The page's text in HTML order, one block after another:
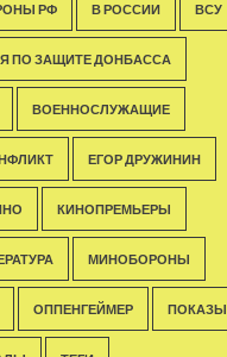
РФ В РОССИИ ВСУ
ПО ЗАЩИТЕ ДОНБАССА
ВОЕННОСЛУЖАЩИЕ
ЕГОР ДРУЖИНИН
КИНОПРЕМЬЕРЫ
МИНОБОРОНЫ
ОППЕНГЕЙМЕР ПОКАЗЫ